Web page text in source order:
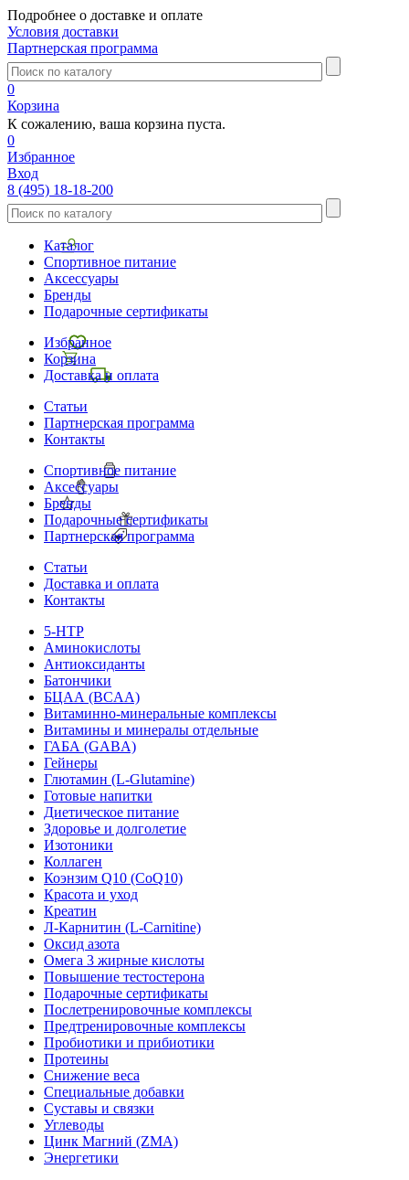
Подробнее о доставке и оплате
Условия доставки
Партнерская программа
0
Корзина
К сожалению, ваша корзина пуста.
0
Избранное
Вход
8 (495) 18-18-200
Каталог
Спортивное питание
Аксессуары
Бренды
Подарочные сертификаты
Избранное
Корзина
Доставка и оплата
Статьи
Партнерская программа
Контакты
Спортивное питание
Аксессуары
Бренды
Подарочные сертификаты
Партнерская программа
Статьи
Доставка и оплата
Контакты
5-HTP
Аминокислоты
Антиоксиданты
Батончики
БЦАА (BCAA)
Витаминно-минеральные комплексы
Витамины и минералы отдельные
ГАБА (GABA)
Гейнеры
Глютамин (L-Glutamine)
Готовые напитки
Диетическое питание
Здоровье и долголетие
Изотоники
Коллаген
Коэнзим Q10 (CoQ10)
Красота и уход
Креатин
Л-Карнитин (L-Сarnitine)
Оксид азота
Омега 3 жирные кислоты
Повышение тестостерона
Подарочные сертификаты
Послетренировочные комплексы
Предтренировочные комплексы
Пробиотики и прибиотики
Протеины
Снижение веса
Специальные добавки
Суставы и связки
Углеводы
Цинк Магний (ZMA)
Энергетики